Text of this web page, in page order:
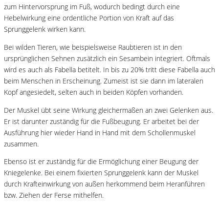
zum Hintervorsprung im Fuß, wodurch bedingt durch eine
Hebelwirkung eine ordentliche Portion von Kraft auf das
Sprunggelenk wirken kann.
Bei wilden Tieren, wie beispielsweise Raubtieren ist in den
ursprünglichen Sehnen zusätzlich ein Sesambein integriert. Oftmals
wird es auch als Fabella betitelt. In bis zu 20% tritt diese Fabella auch
beim Menschen in Erscheinung. Zumeist ist sie dann im lateralen
Kopf angesiedelt, selten auch in beiden Köpfen vorhanden.
Der Muskel übt seine Wirkung gleichermaßen an zwei Gelenken aus.
Er ist darunter zuständig für die Fußbeugung. Er arbeitet bei der
Ausführung hier wieder Hand in Hand mit dem Schollenmuskel
zusammen.
Ebenso ist er zuständig für die Ermöglichung einer Beugung der
Kniegelenke. Bei einem fixierten Sprunggelenk kann der Muskel
durch Krafteinwirkung von außen herkommend beim Heranführen
bzw. Ziehen der Ferse mithelfen.